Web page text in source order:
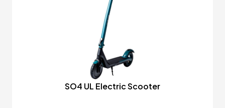
SO4 UL Electric Scooter